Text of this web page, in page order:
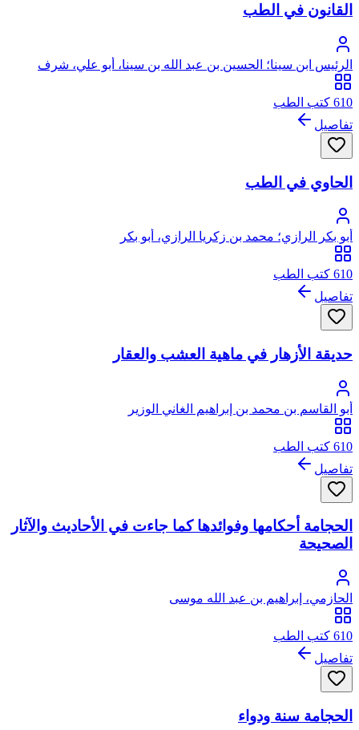
القانون في الطب
الرئيس ابن سينا؛ الحسين بن عبد الله بن سينا، أبو علي، شرف
الملك
610 كتب الطب
تفاصيل
الحاوي في الطب
أبو بكر الرازي؛ محمد بن زكريا الرازي، أبو بكر
610 كتب الطب
تفاصيل
حديقة الأزهار في ماهية العشب والعقار
أبو القاسم بن محمد بن إبراهيم الغاني الوزير
610 كتب الطب
تفاصيل
الحجامة أحكامها وفوائدها كما جاءت في الأحاديث والآثار
الصحيحة
الحازمي، إبراهيم بن عبد الله موسى
610 كتب الطب
تفاصيل
الحجامة سنة ودواء